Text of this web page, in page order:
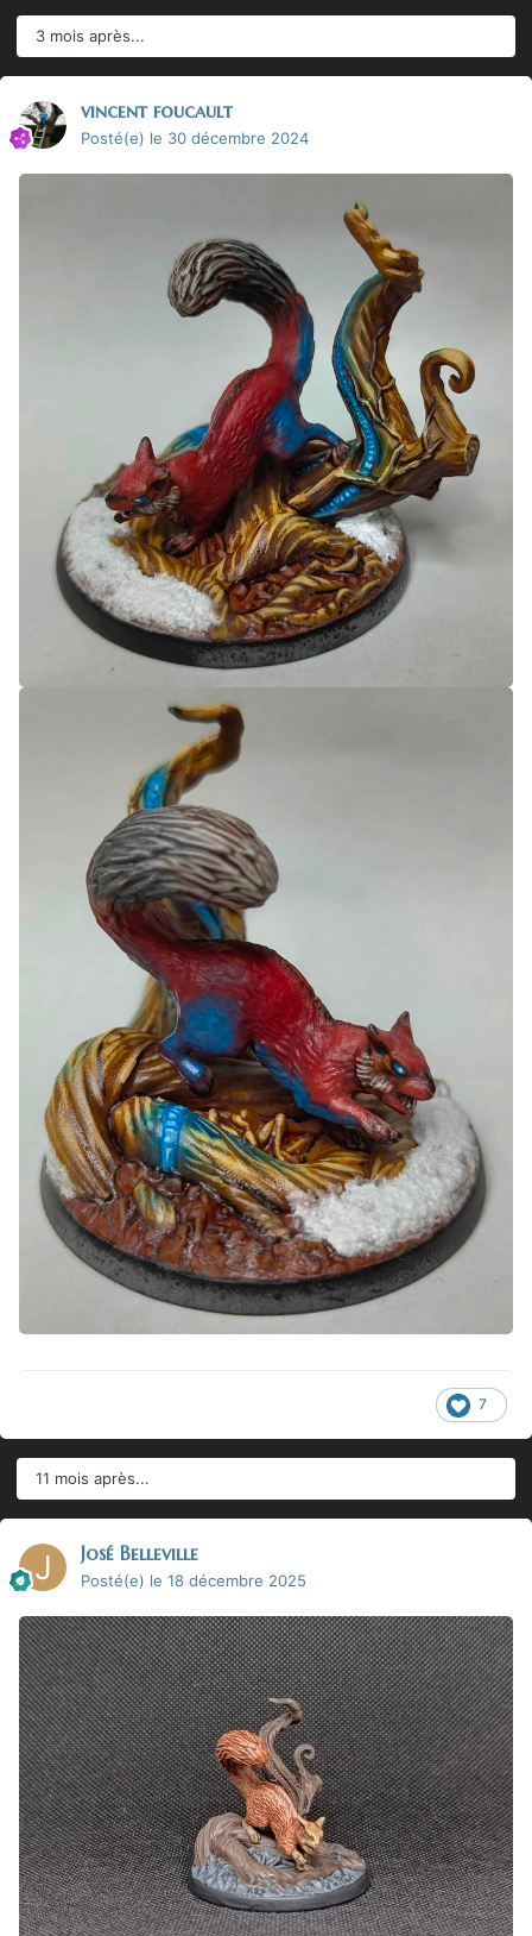
3 mois après...
vincent foucault
Posté(e) le 30 décembre 2024
7
11 mois après...
José Belleville
Posté(e) le 18 décembre 2025